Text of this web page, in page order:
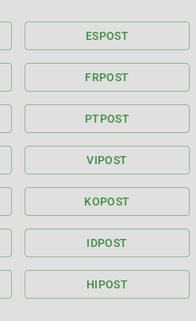
ESPOST
FRPOST
PTPOST
VIPOST
KOPOST
IDPOST
HIPOST